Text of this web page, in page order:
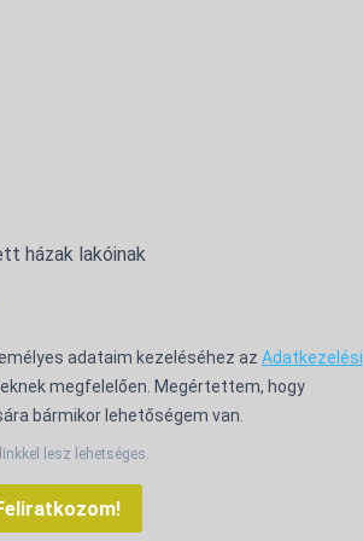
házak lakóinak
adataim kezeléséhez az Adatkezelési
megfelelően. Megértettem, hogy
bármikor lehetőségem van.
lesz lehetséges.